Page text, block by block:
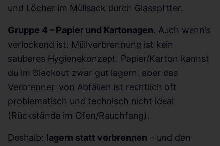
und Löcher im Müllsack durch Glassplitter.
Gruppe 4 – Papier und Kartonagen. Auch wenn’s
verlockend ist: Müllverbrennung ist kein
sauberes Hygienekonzept. Papier/Karton kannst
du im Blackout zwar gut lagern, aber das
Verbrennen von Abfällen ist rechtlich oft
problematisch und technisch nicht ideal
(Rückstände im Ofen/Rauchfang).
Deshalb: lagern statt verbrennen – und den